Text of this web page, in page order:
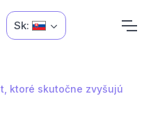
Sk:
ktoré skutočne zvyšujú